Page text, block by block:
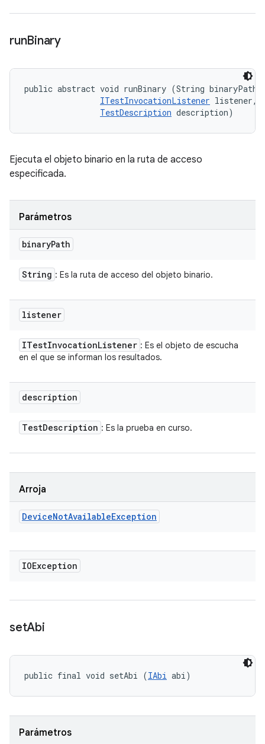
runBinary
public abstract void runBinary (String
ITestInvocationListener listener,
TestDescription description)
Ejecuta el objeto binario en la ruta de acceso
especificada.
Parámetros
binaryPath
String : Es la ruta de acceso del objeto binario.
listener
ITestInvocationListener : Es el objeto de escucha
en el que se informan los resultados.
description
TestDescription : Es la prueba en curso.
Arroja
DeviceNotAvailableException
IOException
setAbi
public final void setAbi (IAbi abi)
Parámetros